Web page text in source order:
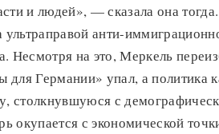
и людей», — сказала она
анти-
Несмотря на это, Меркель
для Германии» упал, а политика
столкнувшуюся с
окупается с экономической